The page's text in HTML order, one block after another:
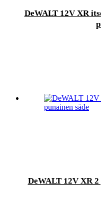
DeWALT 12V XR
DeWALT 12V XR